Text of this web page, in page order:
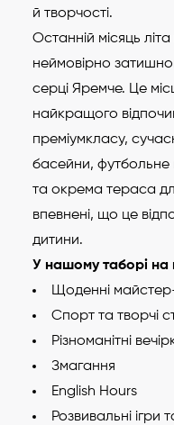
й творчості.
Останній місяць
неймовірно
серці Яремче. Це
найкращого
преміумкласу,
басейни, футбольне
та окрема тераса
впевнені, що це
дитини.
У нашому таборі на
Щоденні
Спорт та творчі
Різноманітні
Змагання
English Hours
Розвивальні ігри